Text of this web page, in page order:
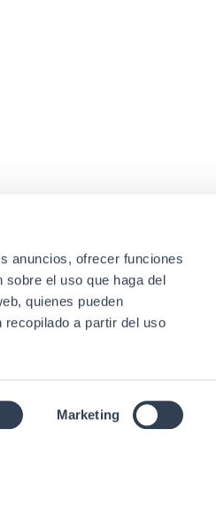
anuncios, ofrecer funciones
el uso que haga del
quienes pueden
a partir del uso
Marketing